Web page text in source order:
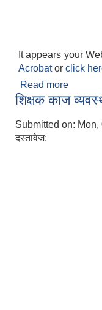
It appears your
Acrobator click
Read more
शिक्षक काज
Submitted on: Mon,
दस्तावेज: